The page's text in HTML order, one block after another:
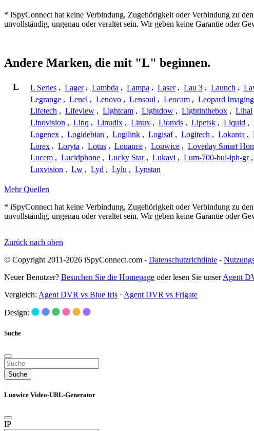
* iSpyConnect hat keine Verbindung, Zugehörigkeit oder Verbindung zu
unvollständig, ungenau oder veraltet sein. Wir geben keine Garantie oder
Andere Marken, die mit "L" beginnen.
L L Series , Lager , Lambda , Lampa , Laser , Lau 3 , Launch ,
Legrange , Lenel , Lenovo , Lensoul , Leocam , Leopard Imaging
Lifetech , Lifeview , Lightcam , Lightdow , Lightinthebox , Lihai
Linovision , Linq , Linudix , Linux , Lionvis , Lipetsk , Liquid ,
Logenex , Logidebian , Logilink , Logisaf , Logitech , Lokanta ,
Lorex , Loryta , Lotus , Louance , Louwice , Loveday Smart
Lucem , Lucidphone , Lucky Star , Lukavi , Lum-700-bul-iph-gr ,
Luxvision , Lw , Lyd , Lylu , Lynstan
Mehr Quellen
* iSpyConnect hat keine Verbindung, Zugehörigkeit oder Verbindung zu
unvollständig, ungenau oder veraltet sein. Wir geben keine Garantie oder
Zurück nach oben
© Copyright 2011-2026 iSpyConnect.com - Datenschutzrichtlinie -
Neuer Benutzer? Besuchen Sie die Homepage oder lesen Sie unserAgent
Vergleich: Agent DVR vs Blue Iris · Agent DVR vs Frigate
Design:
Suche
Suche
Luowice Video-URL-Generator
IP